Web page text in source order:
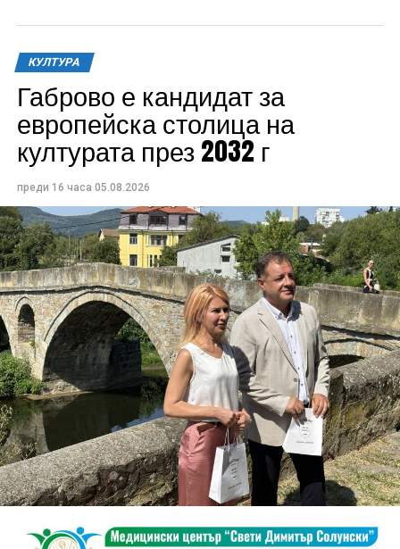
КУЛТУРА
Габрово е кандидат за
европейска столица на
културата през 2032 г
преди 16 часа 05.08.2026